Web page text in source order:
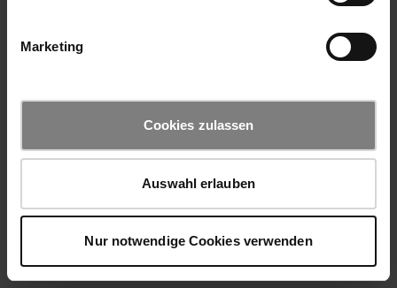
Marketing
Cookies zulassen
Auswahl erlauben
Nur notwendige Cookies verwenden